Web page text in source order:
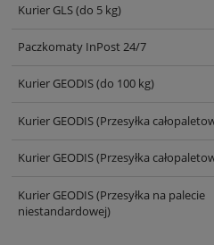
Kurier GLS(do 5 kg)
Paczkomaty InPost 24/7
Kurier GEODIS(do 100 kg)
Kurier GEODIS(Przesyłka
Kurier GEODIS(Przesyłka
Kurier GEODIS(Przesyłka na palecie
niestandardowej)